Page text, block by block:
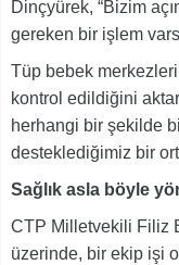
Dinçyürek, “Bizim
gereken bir işlem
Tüp bebek
kontrol edildiğini
herhangi bir şekilde
desteklediğimiz bir
Sağlık asla böyle
CTP Milletvekili Filiz
üzerinde, bir ekip işi